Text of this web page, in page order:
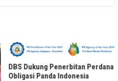
DBS Dukung Penerbitan Perdana
Obligasi Panda Indonesia